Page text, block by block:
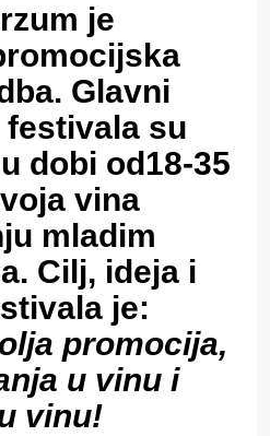
je
Glavni
su
u dobi od18-35
vina
mladim
. Cilj, ideja i
je:
promocija,
u vinu i
vinu!